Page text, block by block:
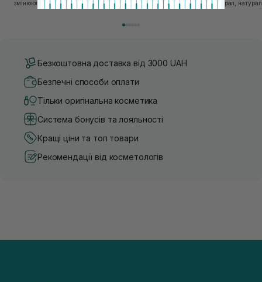
змінюються зі швидкістю світла, а ринок популярної
природний мінерал,
Безкоштовна доставка від 3000 UAH
Безпечні способи оплати
Тільки оригінальна косметика
Система бонусів та лояльності
Кращі ціни та топ товари
Рекомендації від косметологів